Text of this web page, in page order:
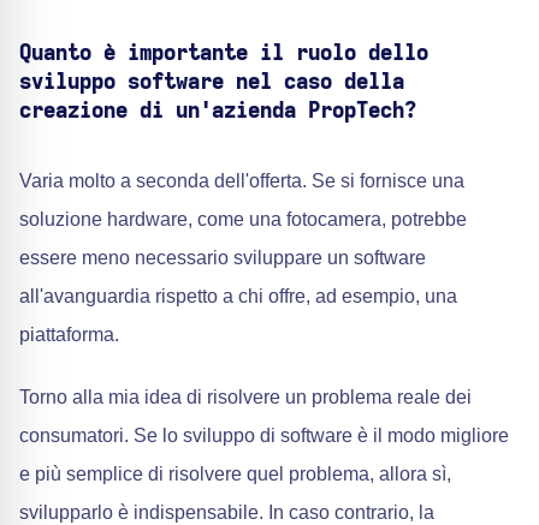
Quanto è importante il ruolo dello
sviluppo software nel caso della
creazione di un'azienda PropTech?
Varia molto a seconda dell'offerta. Se si fornisce una
soluzione hardware, come una fotocamera, potrebbe
essere meno necessario sviluppare un software
all'avanguardia rispetto a chi offre, ad esempio, una
piattaforma.
Torno alla mia idea di risolvere un problema reale dei
consumatori. Se lo sviluppo di software è il modo migliore
e più semplice di risolvere quel problema, allora sì,
svilupparlo è indispensabile. In caso contrario, la